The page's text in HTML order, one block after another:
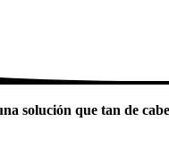
solución que tan de